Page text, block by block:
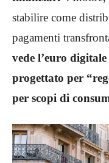
stabilire come
pagamenti
vede l’euro
progettato per
per scopi di